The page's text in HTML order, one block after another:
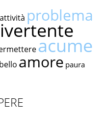
attività problema
acume
bello amore paura